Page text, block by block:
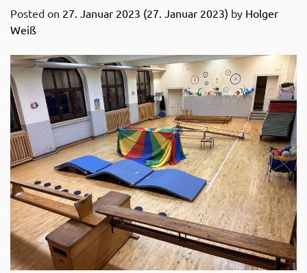
Posted on 27. Januar 2023 (27. Januar 2023) by Holger
Weiß